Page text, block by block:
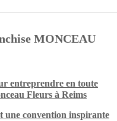
MONCEAU
entreprendre en toute
Fleurs à Reims
une convention inspirante